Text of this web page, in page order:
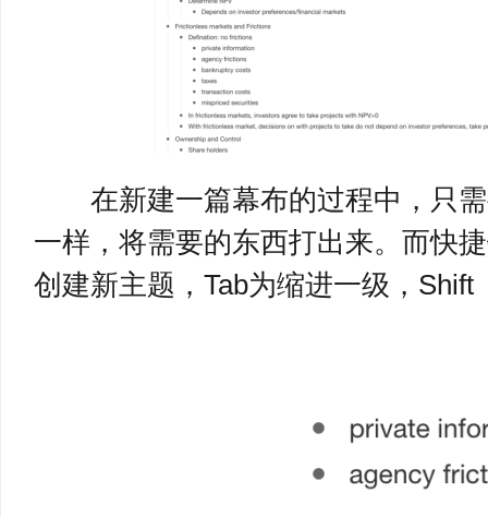
在新建一篇幕布的过程中，只需
一样，将需要的东西打出来。而快
创建新主题，Tab为缩进一级，